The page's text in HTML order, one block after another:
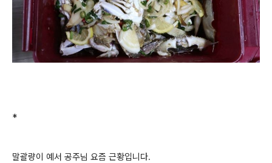
*
말괄량이 예서 공주님 요즘 근황입니다.